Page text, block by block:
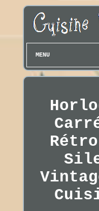
MENU